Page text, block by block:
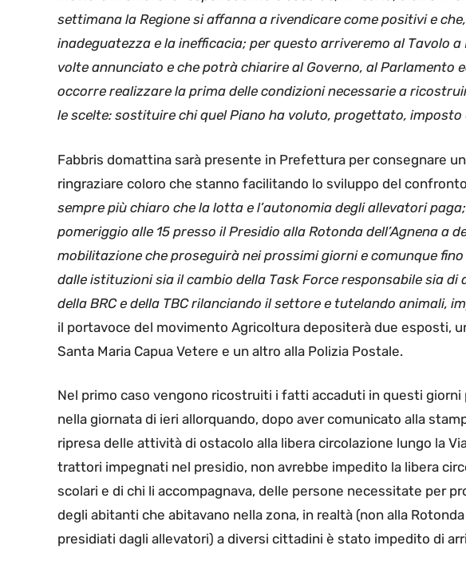
settimana la Regione si affanna a rivendicare come positivi e
inadeguatezza e la inefficacia; per questo arriveremo al Tavolo
volte annunciato e che potrà chiarire al Governo, al Parlamento
occorre realizzare la prima delle condizioni necessarie a
le scelte: sostituire chi quel Piano ha voluto, progettato, imposto
Fabbris domattina sarà presente in Prefettura per consegnare
ringraziare coloro che stanno facilitando lo sviluppo del
sempre più chiaro che la lotta e l’autonomia degli allevatori
pomeriggio alle 15 presso il Presidio alla Rotonda dell’Agnena a
mobilitazione che proseguirà nei prossimi giorni e comunque
dalle istituzioni sia il cambio della Task Force responsabile sia di
della BRC e della TBC rilanciando il settore e tutelando animali,
il portavoce del movimento Agricoltura depositerà due esposti,
Santa Maria Capua Vetere e un altro alla Polizia Postale.
Nel primo caso vengono ricostruiti i fatti accaduti in questi giorni
nella giornata di ieri allorquando, dopo aver comunicato alla
ripresa delle attività di ostacolo alla libera circolazione lungo la
trattori impegnati nel presidio, non avrebbe impedito la libera
scolari e di chi li accompagnava, delle persone necessitate per
degli abitanti che abitavano nella zona, in realtà (non alla
presidiati dagli allevatori) a diversi cittadini è stato impedito di